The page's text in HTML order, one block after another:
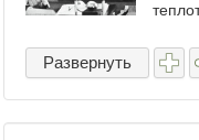
о
Развернуть